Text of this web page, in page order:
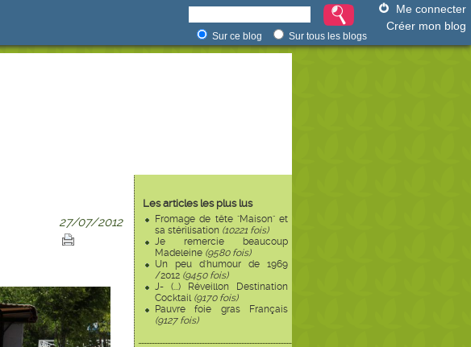
Me connecter
Créer mon blog
Sur ce blog Sur tous les blogs
Les articles les plus lus
Fromage de tête "Maison" et
sa stérilisation (10221 fois)
Je remercie beaucoup
Madeleine (9580 fois)
Un peu d'humour de 1969
/2012 (9450 fois)
J- (...) Réveillon Destination
Cocktail (9170 fois)
Pauvre foie gras Français
(9127 fois)
27/07/2012